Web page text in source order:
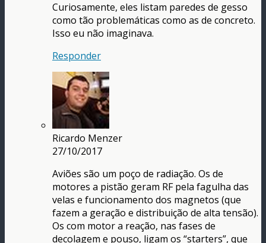
Curiosamente, eles listam paredes de gesso
como tão problemáticas como as de concreto.
Isso eu não imaginava.
Responder
Ricardo Menzer
27/10/2017
Aviões são um poço de radiação. Os de
motores a pistão geram RF pela fagulha das
velas e funcionamento dos magnetos (que
fazem a geração e distribuição de alta tensão).
Os com motor a reação, nas fases de
decolagem e pouso, ligam os “starters”, que